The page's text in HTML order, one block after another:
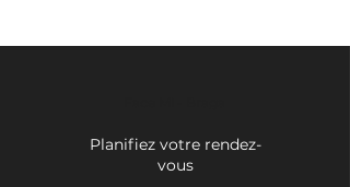
Planifiez votre rendez-
vous